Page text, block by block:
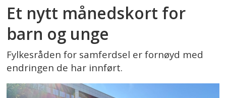
Et nytt månedskort for
barn og unge
Fylkesråden for samferdsel er fornøyd med
endringen de har innført.